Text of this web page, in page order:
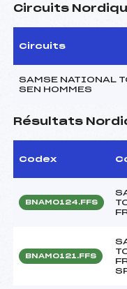
Circuits
Circuits
SAMSE NATIONAL
SEN HOMMES
Résultats
Codex
BNAM0124.FFS
BNAM0121.FFS